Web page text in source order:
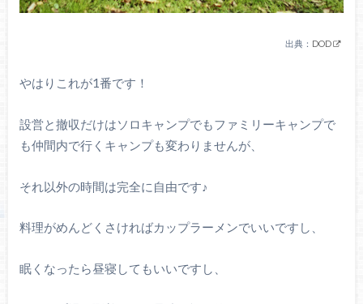
出典： DOD
やはりこれが1番です！
設営と撤収だけはソロキャンプでもファミリーキャンプで
も仲間内で行くキャンプも変わりませんが、
それ以外の時間は完全に自由です♪
料理がめんどくさければカップラーメンでいいですし、
眠くなったら昼寝してもいいですし、